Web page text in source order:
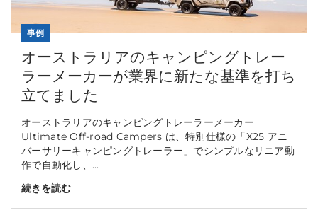
事例
オーストラリアのキャンピングトレー
ラーメーカーが業界に新たな基準を打ち
立てました
オーストラリアのキャンピングトレーラーメーカー
Ultimate Off-road Campers は、特別仕様の「X25 アニ
バーサリーキャンピングトレーラー」でシンプルなリニア動
作で自動化し、...
続きを読む